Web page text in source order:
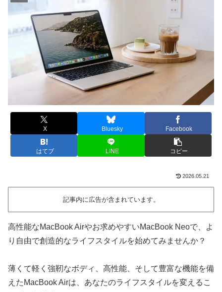
X Bluesky Facebook
はてブ LINE コピー
2026.05.21
記事内に広告が含まれています。
高性能なMacBook Airやお求めやすいMacBook Neoで、よ
り自由で創造的なライフスタイルを始めてみませんか？
薄くて軽く強靭なボディ、高性能、そして豊富な機能を備
えたMacBook Airは、あなたのライフスタイルを変えるこ